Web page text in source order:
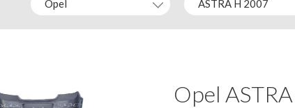
Opel